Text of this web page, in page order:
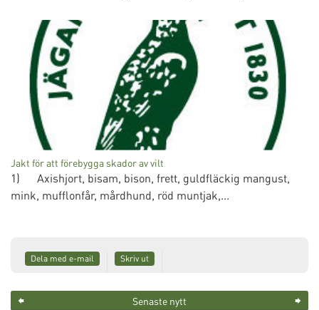
Jakt för att förebygga skador av vilt
1) Axishjort, bisam, bison, frett, guldfläckig mangust,
mink, mufflonfår, mårdhund, röd muntjak,...
Dela med e-mail Skriv ut
Senaste nytt